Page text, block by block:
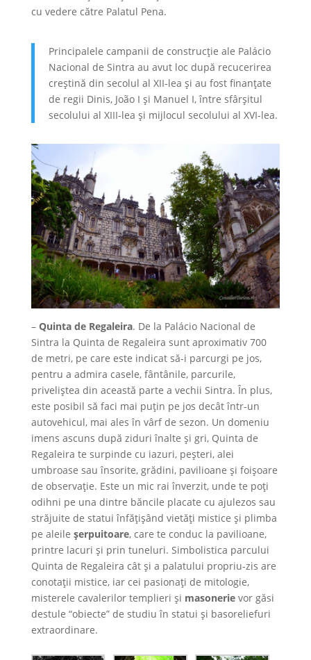
cu vedere către Palatul Pena.
Principalele campanii de construcție ale Palácio
Nacional de Sintra au avut loc după recucerirea
creștină din secolul al XII-lea și au fost finanțate
de regii Dinis, João I și Manuel I, între sfârșitul
secolului al XIII-lea și mijlocul secolului al XVI-lea.
– Quinta de Regaleira. De la Palácio Nacional de
Sintra la Quinta de Regaleira sunt aproximativ 700
de metri, pe care este indicat să-i parcurgi pe jos,
pentru a admira casele, fântânile, parcurile,
priveliștea din această parte a vechii Sintra. În plus,
este posibil să faci mai puțin pe jos decât într-un
autovehicul, mai ales în vârf de sezon. Un domeniu
imens ascuns după ziduri înalte și gri, Quinta de
Regaleira te surpinde cu iazuri, peșteri, alei
umbroase sau însorite, grădini, pavilioane și foișoare
de observație. Este un mic rai înverzit, unde te poți
odihni pe una dintre băncile placate cu ajulezos sau
străjuite de statui înfățișând vietăți mistice și plimba
pe aleile șerpuitoare, care te conduc la pavilioane,
printre lacuri și prin tuneluri. Simbolistica parcului
Quinta de Regaleira cât și a palatului propriu-zis are
conotații mistice, iar cei pasionați de mitologie,
misterele cavalerilor templieri și masonerievor găsi
destule “obiecte” de studiu în statui și basoreliefuri
extraordinare.